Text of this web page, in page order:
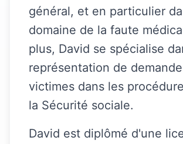
général, et en particulier
domaine de la faute
plus, David se spécialise
représentation de
victimes dans les
la Sécurité sociale.
David est diplômé d'une